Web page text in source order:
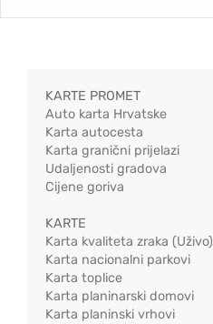
KARTE PROMET
Auto karta Hrvatske
Karta autocesta
Karta granični prijelazi
Udaljenosti gradova
Cijene goriva
KARTE
Karta kvaliteta zraka (Uživo)
Karta nacionalni parkovi
Karta toplice
Karta planinarski domovi
Karta planinski vrhovi